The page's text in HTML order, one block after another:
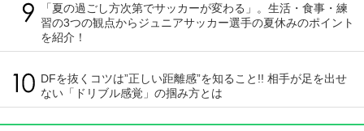
「夏の過ごし方次第でサッカーが変わる」。生活・食事・練
習の3つの観点からジュニアサッカー選手の夏休みのポイント
を紹介！
DFを抜くコツは”正しい距離感”を知ること!! 相手が足を出せ
ない「ドリブル感覚」の掴み方とは